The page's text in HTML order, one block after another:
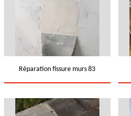
Réparation fissure murs 83